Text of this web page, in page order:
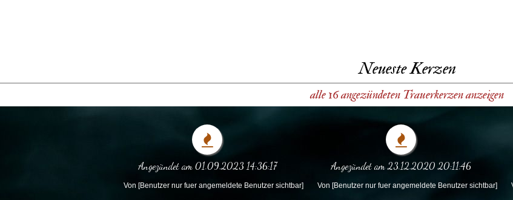
Neueste Kerzen
alle 16 angezündeten Trauerkerzen anzeigen
Angezündet am 01.09.2023 14:36:17
Von [Benutzer nur fuer angemeldete Benutzer sichtbar]
Angezündet am 23.12.2020 20:11:46
Von [Benutzer nur fuer angemeldete Benutzer sichtbar]